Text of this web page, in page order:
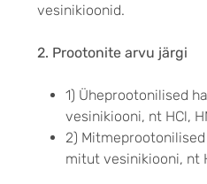
vesinikioonid.
2. Prootonite arvu järgi
1) Üheprootonilised
vesinikiooni, nt HCl,
2)
mitut vesinikiooni, nt